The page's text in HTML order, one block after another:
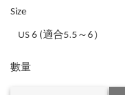
Size
數量